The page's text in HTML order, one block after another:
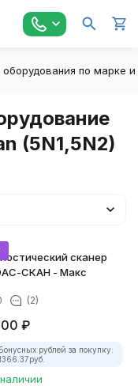
оборудования по марке
(5N1,5N2)
сканер
СКАН - Макс
(2)
₽
Бонусных рублей за покупку:
руб.